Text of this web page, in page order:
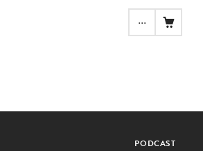
...
PODCAST